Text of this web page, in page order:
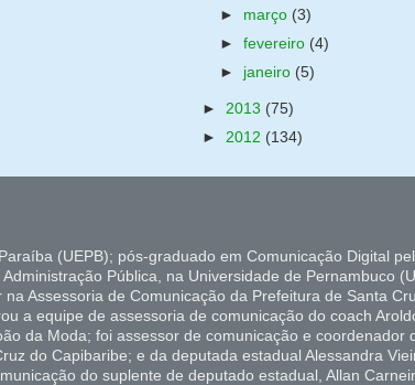
► março (3)
►fevereiro (4)
► janeiro (5)
► 2013 (75)
► 2012 (134)
(UEPB); pós-graduado em Comunicação Digital
Pública, na Universidade de Pernambuco
Assessoria de Comunicação da Prefeitura de Santa
a equipe de assessoria de comunicação do coach
da Moda; foi assessor de comunicação e coordenador
do Capibaribe; e da deputada estadual Alessandra
do suplente de deputado estadual, Allan